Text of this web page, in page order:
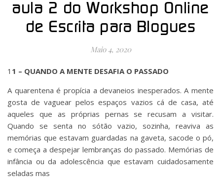
aula 2 do Workshop Online
de Escrita para Blogues
Maio 4, 2020
11 – QUANDO A MENTE DESAFIA O PASSADO
A quarentena é propícia a devaneios inesperados. A mente
gosta de vaguear pelos espaços vazios cá de casa, até
aqueles que as próprias pernas se recusam a visitar.
Quando se senta no sótão vazio, sozinha, reaviva as
memórias que estavam guardadas na gaveta, sacode o pó,
e começa a despejar lembranças do passado. Memórias de
infância ou da adolescência que estavam cuidadosamente
seladas mas